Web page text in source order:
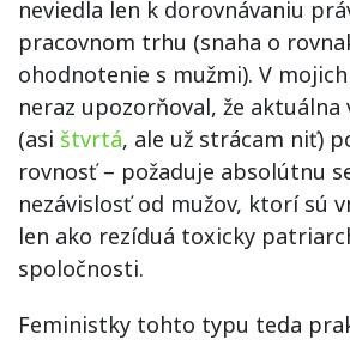
neviedla len k dorovnávaniu
pracovnom trhu (snaha o
ohodnotenie s mužmi). V
neraz upozorňoval, že
(asi štvrtá, ale už strácam niť)
rovnosť – požaduje absolútnu
nezávislosť od mužov, ktorí sú
len ako rezíduá toxicky
spoločnosti.
Feministky tohto typu teda